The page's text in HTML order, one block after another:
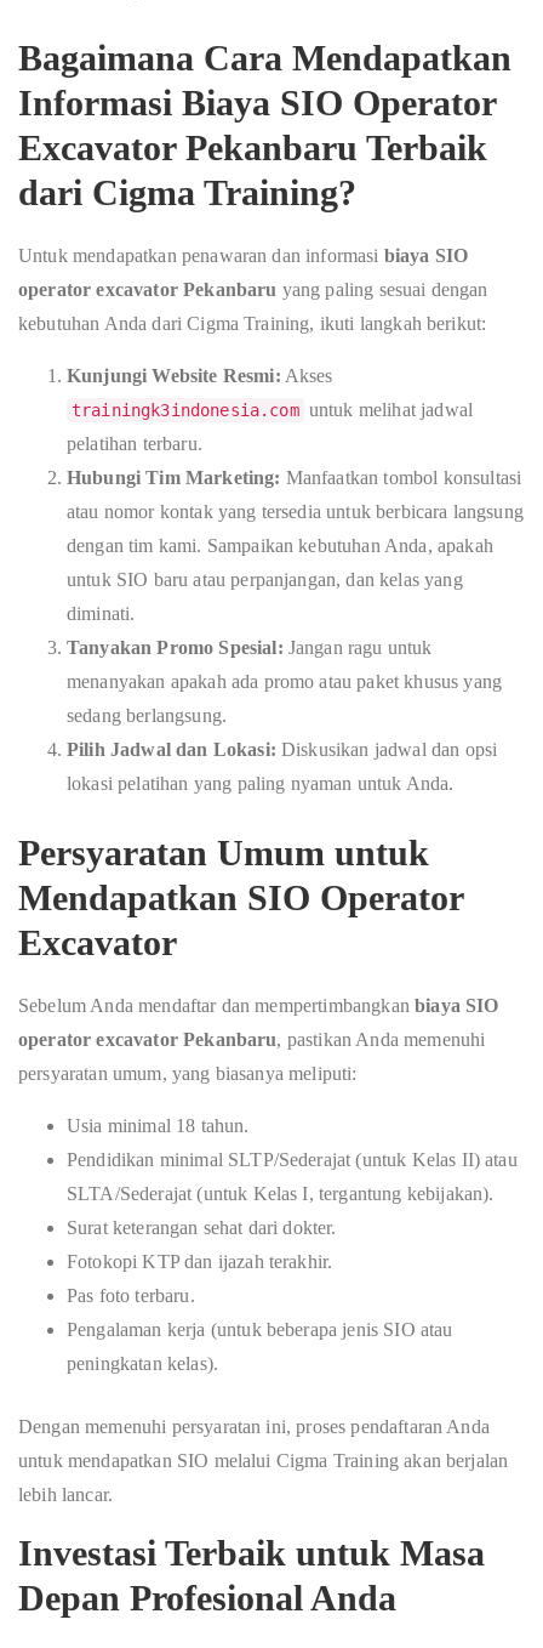
Bagaimana Cara Mendapatkan
Informasi Biaya SIO Operator
Excavator Pekanbaru Terbaik
dari Cigma Training?
Untuk mendapatkan penawaran dan informasi biaya SIO
operator excavator Pekanbaru yang paling sesuai dengan
kebutuhan Anda dari Cigma Training, ikuti langkah berikut:
Kunjungi Website Resmi: Akses
trainingk3indonesia.com untuk melihat jadwal
pelatihan terbaru.
Hubungi Tim Marketing: Manfaatkan tombol konsultasi
atau nomor kontak yang tersedia untuk berbicara langsung
dengan tim kami. Sampaikan kebutuhan Anda, apakah
untuk SIO baru atau perpanjangan, dan kelas yang
diminati.
Tanyakan Promo Spesial: Jangan ragu untuk
menanyakan apakah ada promo atau paket khusus yang
sedang berlangsung.
Pilih Jadwal dan Lokasi: Diskusikan jadwal dan opsi
lokasi pelatihan yang paling nyaman untuk Anda.
Persyaratan Umum untuk
Mendapatkan SIO Operator
Excavator
Sebelum Anda mendaftar dan mempertimbangkanbiaya SIO
operator excavator Pekanbaru, pastikan Anda memenuhi
persyaratan umum, yang biasanya meliputi:
Usia minimal 18 tahun.
Pendidikan minimal SLTP/Sederajat (untuk Kelas II) atau
SLTA/Sederajat (untuk Kelas I, tergantung kebijakan).
Surat keterangan sehat dari dokter.
Fotokopi KTP dan ijazah terakhir.
Pas foto terbaru.
Pengalaman kerja (untuk beberapa jenis SIO atau
peningkatan kelas).
Dengan memenuhi persyaratan ini, proses pendaftaran Anda
untuk mendapatkan SIO melalui Cigma Training akan berjalan
lebih lancar.
Investasi Terbaik untuk Masa
Depan Profesional Anda